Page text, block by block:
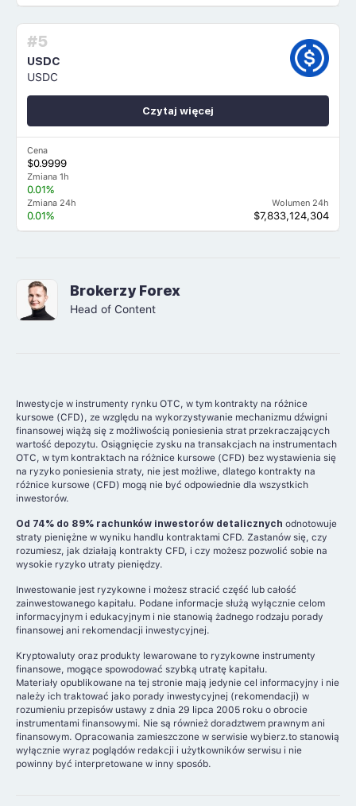
#5
USDC
USDC
Cena
$0.9999
Zmiana 1h
0.01%
Zmiana 24h
0.01%
Wolumen 24h
$7,833,124,304
Czytaj więcej
Brokerzy Forex
Head of Content
Inwestycje w instrumenty rynku OTC, w tym kontrakty na różnice
kursowe (CFD), ze względu na wykorzystywanie mechanizmu dźwigni
finansowej wiążą się z możliwością poniesienia strat przekraczających
wartość depozytu. Osiągnięcie zysku na transakcjach na instrumentach
OTC, w tym kontraktach na różnice kursowe (CFD) bez wystawienia się
na ryzyko poniesienia straty, nie jest możliwe, dlatego kontrakty na
różnice kursowe (CFD) mogą nie być odpowiednie dla wszystkich
inwestorów.
Od 74% do 89% rachunków inwestorów detalicznych odnotowuje
straty pieniężne w wyniku handlu kontraktami CFD. Zastanów się, czy
rozumiesz, jak działają kontrakty CFD, i czy możesz pozwolić sobie na
wysokie ryzyko utraty pieniędzy.
Inwestowanie jest ryzykowne i możesz stracić część lub całość
zainwestowanego kapitału. Podane informacje służą wyłącznie celom
informacyjnym i edukacyjnym i nie stanowią żadnego rodzaju porady
finansowej ani rekomendacji inwestycyjnej.
Kryptowaluty oraz produkty lewarowane to ryzykowne instrumenty
finansowe, mogące spowodować szybką utratę kapitału.
Materiały opublikowane na tej stronie mają jedynie cel informacyjny i nie
należy ich traktować jako porady inwestycyjnej (rekomendacji) w
rozumieniu przepisów ustawy z dnia 29 lipca 2005 roku o obrocie
instrumentami finansowymi. Nie są również doradztwem prawnym ani
finansowym. Opracowania zamieszczone w serwisie wybierz.to stanowią
wyłącznie wyraz poglądów redakcji i użytkowników serwisu i nie
powinny być interpretowane w inny sposób.